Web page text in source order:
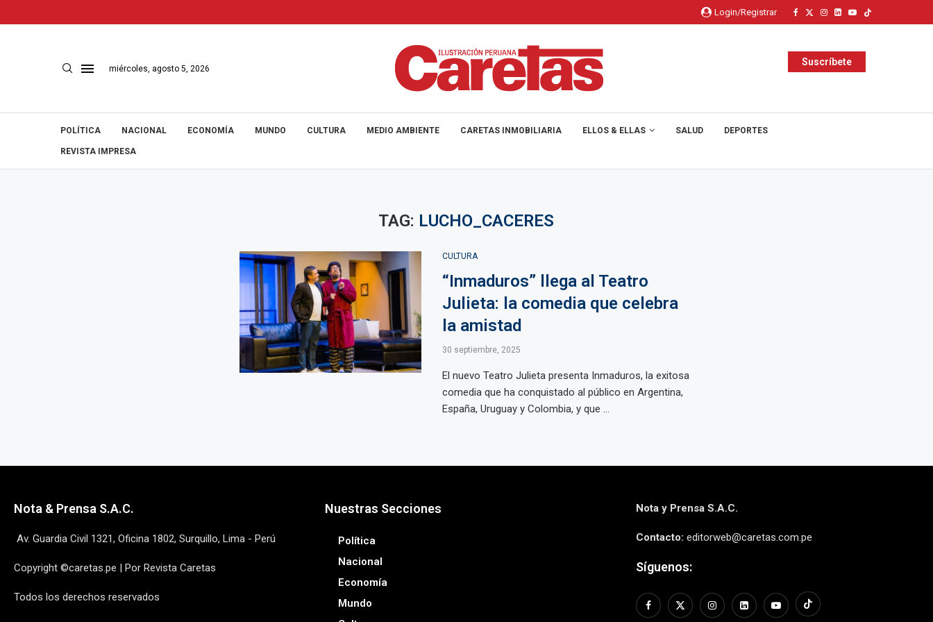
Login/Registrar
miércoles, agosto 5, 2026
Suscríbete
POLÍTICA NACIONAL ECONOMÍA MUNDO CULTURA MEDIO AMBIENTE CARETAS INMOBILIARIA ELLOS & ELLAS SALUD DEPORTES
REVISTA IMPRESA
TAG: LUCHO_CACERES
CULTURA
“Inmaduros” llega al Teatro
Julieta: la comedia que celebra
la amistad
30 septiembre, 2025
El nuevo Teatro Julieta presenta Inmaduros, la exitosa
comedia que ha conquistado al público en Argentina,
España, Uruguay y Colombia, y que ...
Nota & Prensa S.A.C.
Av. Guardia Civil 1321, Oficina 1802, Surquillo, Lima - Perú
Copyright ©caretas.pe | Por Revista Caretas
Todos los derechos reservados
Nuestras Secciones
Política
Nacional
Economía
Mundo
Nota y Prensa S.A.C.
Contacto: editorweb@caretas.com.pe
Síguenos: